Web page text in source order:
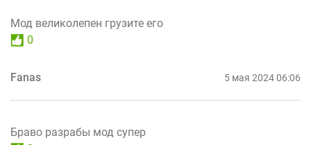
Мод великолепен грузите его
0
Fanas 5 мая 2024 06:06
Браво разрабы мод супер